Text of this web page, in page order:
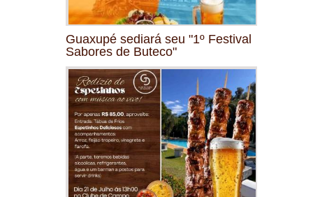
Guaxupé sediará seu "1º Festival
Sabores de Buteco"